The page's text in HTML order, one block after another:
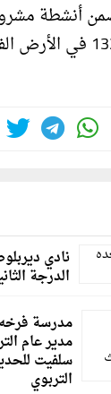
أنشطة
قرار مجلس الأمن
نادي
الدرجة
مدرسة
مدير عام
سلفيت
التربوي